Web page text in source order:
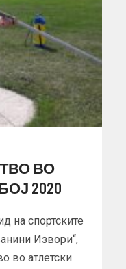
ВО
2020
на спортските
Извори“,
во атлетски